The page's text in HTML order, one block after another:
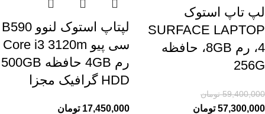
لپ تاپ استوک
SURFACE LAPTOP
4، رم 8GB، حافظه
256G
59,400,000 تومان
57,300,000 تومان
لپتاپ استوک لنوو B590
سی پیو Core i3 3120m
رم 4GB حافظه 500GB
HDD گرافیک مجزا
17,450,000 تومان